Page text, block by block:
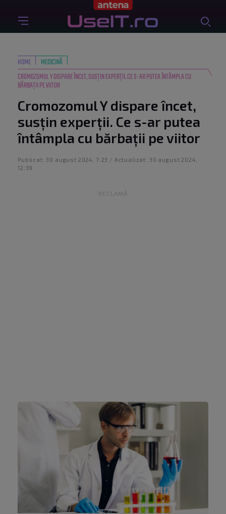
HOME
MEDICINĂ
CROMOZOMUL Y DISPARE ÎNCET, SUSȚIN EXPERȚII. CE S-AR PUTEA ÎNTÂMPLA CU
BĂRBAȚII PE VIITOR
Cromozomul Y dispare încet,
susțin experții. Ce s-ar putea
întâmpla cu bărbații pe viitor
Publicat: 30 august 2024, 7:23 / Actualizat: 30 august 2024,
12:39
RECLAMĂ